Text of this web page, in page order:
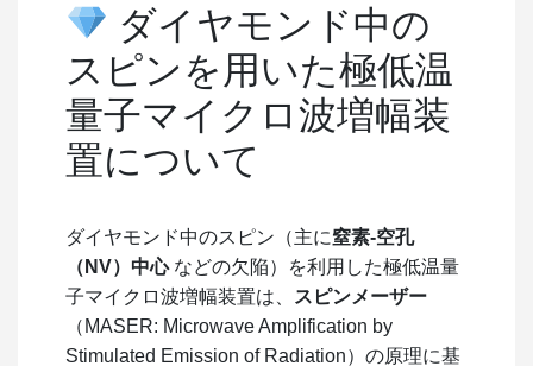
ダイヤモンド中の
スピンを用いた極低温
量子マイクロ波増幅装
置について
ダイヤモンド中のスピン（主に窒素-空孔
（NV）中心などの欠陥）を利用した極低温量
子マイクロ波増幅装置は、
スピンメーザー
（MASER: Microwave Amplification by
Stimulated Emission of Radiation）の原理に基